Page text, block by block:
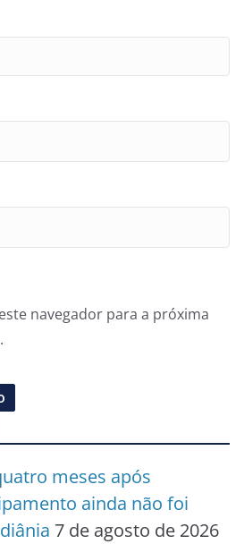
navegador para a próxima
meses após
ainda não foi
7 de agosto de 2026